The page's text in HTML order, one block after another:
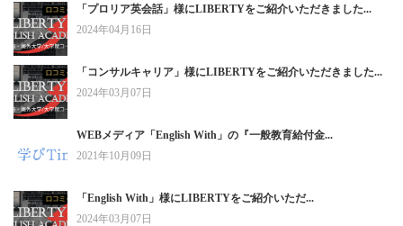
「プロリア英会話」様にLIBERTYをご紹介いただきました...
2024年04月16日
「コンサルキャリア」様にLIBERTYをご紹介いただきました...
2024年03月07日
WEBメディア「English With」の『一般教育給付金...
2021年10月09日
「English With」様にLIBERTYをご紹介いただ...
2024年03月07日